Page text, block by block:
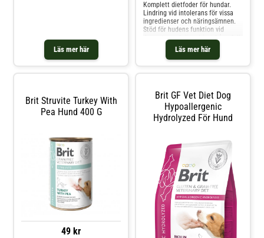
Läs mer här Läs mer här
Komplett dietfoder för hundar.
Lindring vid intolerans för vissa
ingredienser och näringsämnen.
Stöd för hudens funktion vid
dermatos och överdrivet håravfall.
Sammansättning: Ärtor (30 %),
ärtprotein (20 %), hydrolyserat
fjäderfäprotein (14 %, molekylvikt
Brit Struvite Turkey With
Pea Hund 400 G
49 kr
Brit GF Vet Diet Dog
Hypoallergenic
Hydrolyzed För Hund